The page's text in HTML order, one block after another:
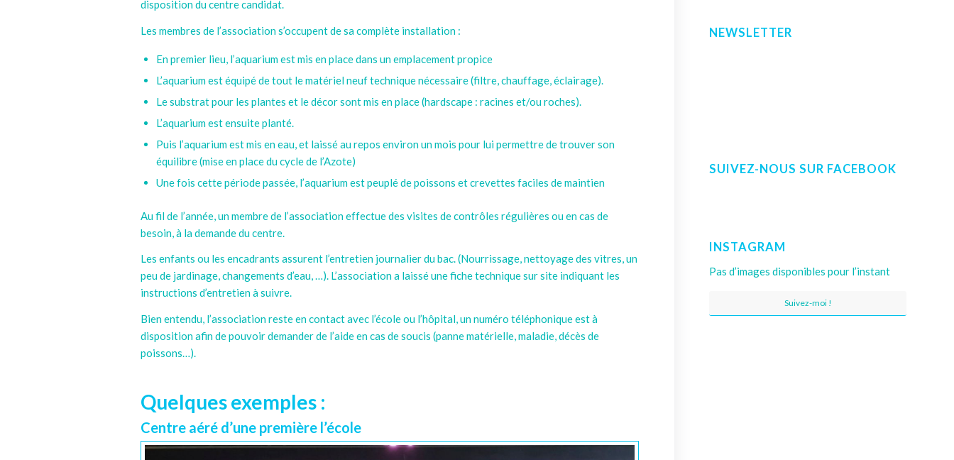
disposition du centre candidat.
Les membres de l’association s’occupent de sa complète installation :
En premier lieu, l’aquarium est mis en place dans un emplacement propice
L’aquarium est équipé de tout le matériel neuf technique nécessaire (filtre, chauffage, éclairage).
Le substrat pour les plantes et le décor sont mis en place (hardscape : racines et/ou roches).
L’aquarium est ensuite planté.
Puis l’aquarium est mis en eau, et laissé au repos environ un mois pour lui permettre de trouver son
équilibre (mise en place du cycle de l’Azote)
Une fois cette période passée, l’aquarium est peuplé de poissons et crevettes faciles de maintien
Au fil de l’année, un membre de l’association effectue des visites de contrôles régulières ou en cas de
besoin, à la demande du centre.
Les enfants ou les encadrants assurent l’entretien journalier du bac. (Nourrissage, nettoyage des vitres, un
peu de jardinage, changements d’eau, …). L’association a laissé une fiche technique sur site indiquant les
instructions d’entretien à suivre.
Bien entendu, l’association reste en contact avec l’école ou l’hôpital, un numéro téléphonique est à
disposition afin de pouvoir demander de l’aide en cas de soucis (panne matérielle, maladie, décès de
poissons…).
Quelques exemples :
Centre aéré d’une première l’école
NEWSLETTER
SUIVEZ-NOUS SUR FACEBOOK
INSTAGRAM
Pas d’images disponibles pour l’instant
Suivez-moi !